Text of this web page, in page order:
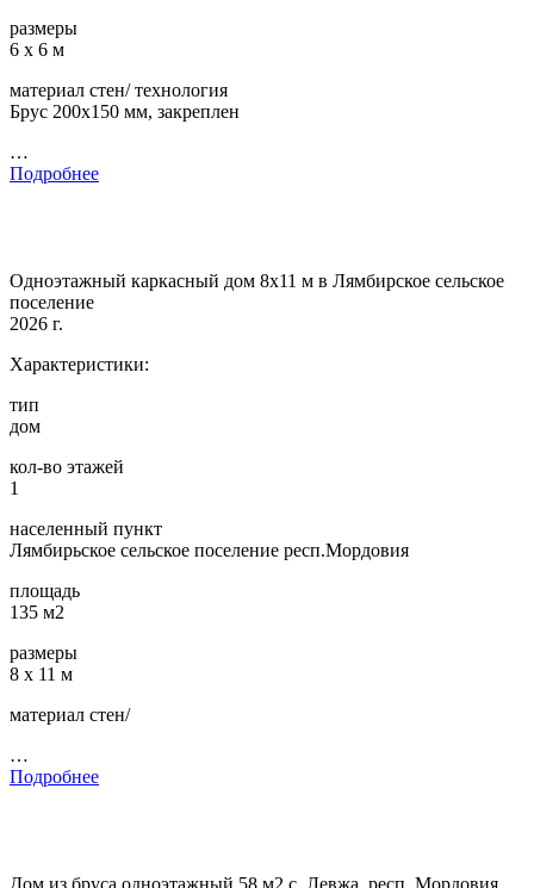
размеры
6 х 6 м
материал стен/ технология
Брус 200х150 мм, закреплен
…
Подробнее
Одноэтажный каркасный дом 8х11 м в Лямбирское сельское
поселение
2026 г.
Характеристики:
тип
дом
кол-во этажей
1
населенный пункт
Лямбирьское сельское поселение респ.Мордовия
площадь
135 м2
размеры
8 х 11 м
материал стен/
…
Подробнее